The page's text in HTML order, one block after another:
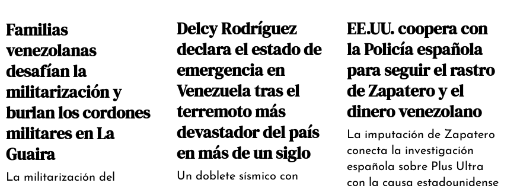
Familias
venezolanas
desafían la
militarización y
burlan los cordones
militares en La
Guaira
La militarización del
Delcy Rodríguez
declara el estado de
emergencia en
Venezuela tras el
terremoto más
devastador del país
en más de un siglo
Un doblete sísmico con
EE.UU. coopera con
la Policía española
para seguir el rastro
de Zapatero y el
dinero venezolano
La imputación de Zapatero
conecta la investigación
española sobre Plus Ultra
con la causa estadounidense